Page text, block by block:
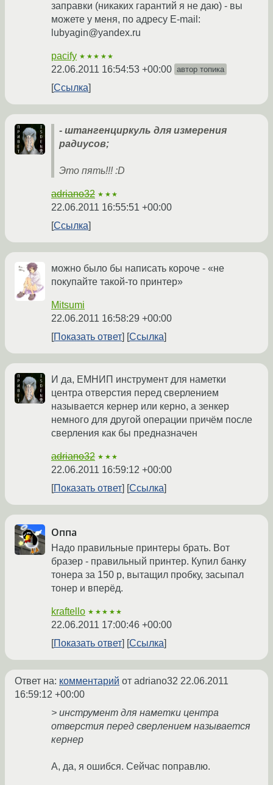
заправки (никаких гарантий я не даю) - вы
можете у меня, по адресу E-mail:
lubyagin@yandex.ru
pacify ★★★★★
22.06.2011 16:54:53 +00:00 автор топика
Ссылка
- штангенциркуль для измерения
радиусов;
Это пять!!! :D
adriano32 ★★★
22.06.2011 16:55:51 +00:00
Ссылка
можно было бы написать короче - «не
покупайте такой-то принтер»
Mitsumi
22.06.2011 16:58:29 +00:00
Показать ответ
Ссылка
И да, ЕМНИП инструмент для наметки
центра отверстия перед сверлением
называется кернер или керно, а зенкер
немного для другой операции причём после
сверления как бы предназначен
adriano32 ★★★
22.06.2011 16:59:12 +00:00
Показать ответ
Ссылка
Оппа
Надо правильные принтеры брать. Вот
бразер - правильный принтер. Купил банку
тонера за 150 р, вытащил пробку, засыпал
тонер и вперёд.
kraftello ★★★★★
22.06.2011 17:00:46 +00:00
Показать ответ
Ссылка
Ответ на: комментарий от adriano32 22.06.2011
16:59:12 +00:00
> инструмент для наметки центра
отверстия перед сверлением называется
кернер
А, да, я ошибся. Сейчас поправлю.